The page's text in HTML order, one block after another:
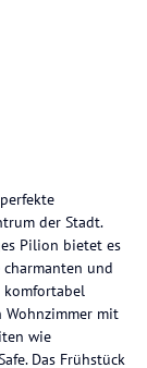
der Stadt.
Pilion bietet es
und
mit
wie
Das Frühstück